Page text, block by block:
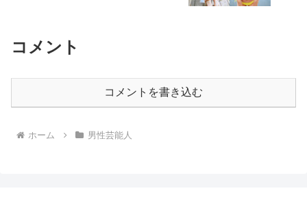
コメント
コメントを書き込む
ホーム 男性芸能人